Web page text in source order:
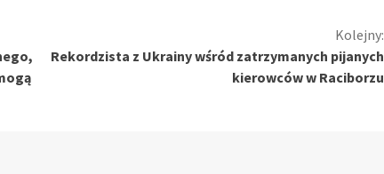
Kolejny:
Rekordzista z Ukrainy wśród zatrzymanych pijanych
kierowców w Raciborzu